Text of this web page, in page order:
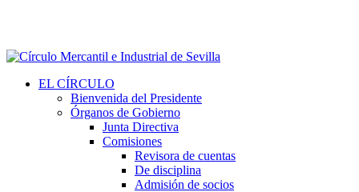
EL CÍRCULO
Bienvenida del Presidente
Órganos de Gobierno
Junta Directiva
Comisiones
Revisora de cuentas
De disciplina
Admisión de socios